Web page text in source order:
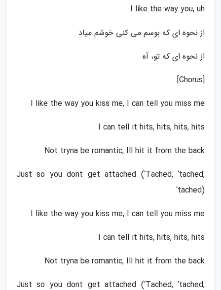
I like the way you, uh
از نحوه ای که بوسم می کنی خوشم میاد
از نحوه ای که تو، آه
[Chorus]
I like the way you kiss me, I can tell you miss me
I can tell it hits, hits, hits, hits
Not tryna be romantic, Ill hit it from the back
Just so you dont get attached (‘Tached, ‘tached,
‘tached)
I like the way you kiss me, I can tell you miss me
I can tell it hits, hits, hits, hits
Not tryna be romantic, Ill hit it from the back
Just so you dont get attached (‘Tached, ‘tached,